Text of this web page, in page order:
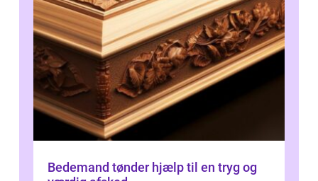
Bedemand tønder hjælp til en tryg og